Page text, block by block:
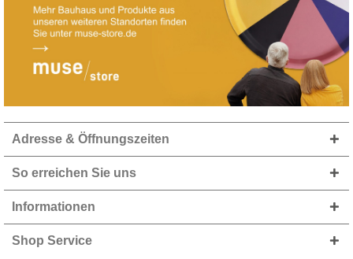
Adresse & Öffnungszeiten
So erreichen Sie uns
Informationen
Shop Service